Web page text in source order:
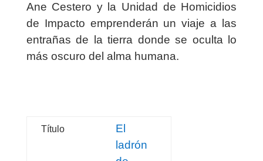
Ane Cestero y la Unidad de Homicidios
de Impacto emprenderán un viaje a las
entrañas de la tierra donde se oculta lo
más oscuro del alma humana.
Título
El
ladrón